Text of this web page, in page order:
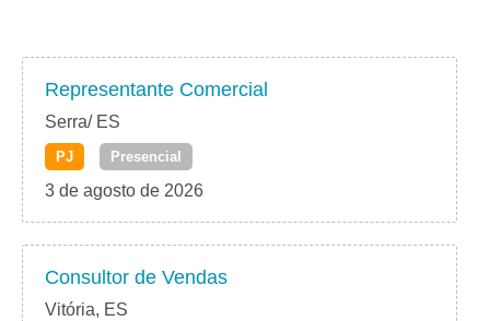
Representante Comercial
Serra/ ES
PJ Presencial
3 de agosto de 2026
Consultor de Vendas
Vitória, ES